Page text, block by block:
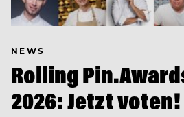
NEWS
Rolling
2026: Jetzt voten!